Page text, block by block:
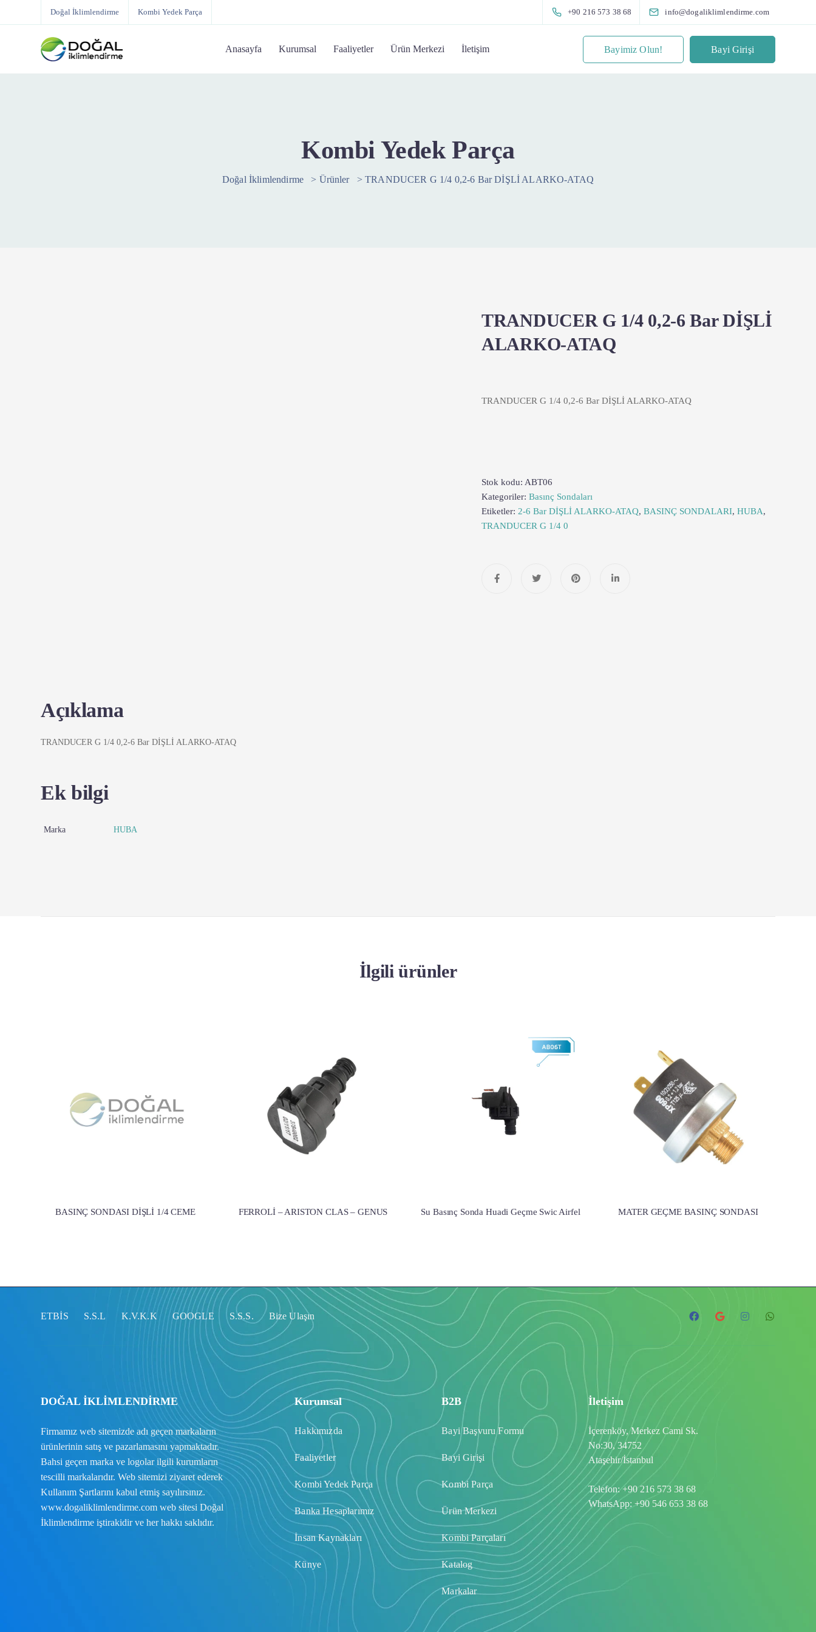
Doğal İklimlendirme Kombi Yedek Parça +90 216 573 38 68 info@dogaliklimlendirme.com
Anasayfa Kurumsal Faaliyetler Ürün Merkezi İletişim Bayimiz Olun! Bayi Girişi
Kombi Yedek Parça
Doğal İklimlendirme > Ürünler >TRANDUCER G 1/4 0,2-6 Bar DİŞLİ ALARKO-ATAQ
TRANDUCER G 1/4 0,2-6 Bar DİŞLİ
ALARKO-ATAQ
TRANDUCER G 1/4 0,2-6 Bar DİŞLİ ALARKO-ATAQ
Stok kodu: ABT06
Kategoriler: Basınç Sondaları
Etiketler: 2-6 Bar DİŞLİ ALARKO-ATAQ, BASINÇ SONDALARI, HUBA,
TRANDUCER G 1/4 0
Açıklama
TRANDUCER G 1/4 0,2-6 Bar DİŞLİ ALARKO-ATAQ
Ek bilgi
Marka HUBA
İlgili ürünler
BASINÇ SONDASI DİŞLİ 1/4 CEME FERROLİ – ARISTON CLAS – GENUS Su Basınç Sonda Huadi Geçme Swic Airfel MATER GEÇME BASINÇ SONDASI
ETBİS S.S.L K.V.K.K GOOGLE S.S.S. Bize Ulaşın
DOĞAL İKLİMLENDİRME
Firmamız web sitemizde adı geçen markaların
ürünlerinin satış ve pazarlamasını yapmaktadır.
Bahsi geçen marka ve logolar ilgili kurumların
tescilli markalarıdır. Web sitemizi ziyaret ederek
Kullanım Şartlarını kabul etmiş sayılırsınız.
www.dogaliklimlendirme.com web sitesi Doğal
İklimlendirme iştirakidir ve her hakkı saklıdır.
Kurumsal
Hakkımızda
Faaliyetler
Kombi Yedek Parça
Banka Hesaplarımız
İnsan Kaynakları
Künye
B2B
Bayi Başvuru Formu
Bayi Girişi
Kombi Parça
Ürün Merkezi
Kombi Parçaları
Katalog
Markalar
İletişim
İçerenköy, Merkez Cami Sk.
No:30, 34752
Ataşehir/İstanbul
Telefon:+90 216 573 38 68
WhatsApp:+90 546 653 38 68